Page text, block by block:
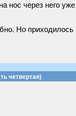
нос через него
Но приходилось
четвертая)